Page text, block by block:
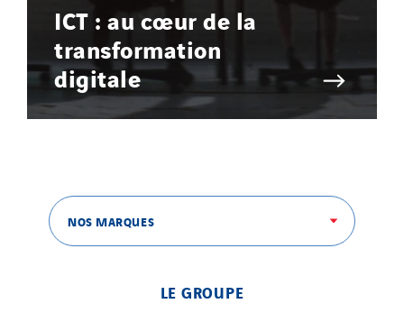
ICT : au cœur de la
transformation
digitale
NOS MARQUES
LE GROUPE